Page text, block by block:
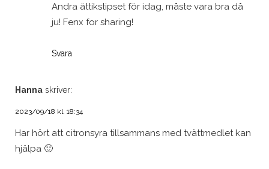
Andra ättikstipset för idag, måste vara bra då
ju! Fenx for sharing!
Svara
Hanna skriver:
2023/09/18 kl. 18:34
Har hört att citronsyra tillsammans med tvättmedlet kan
hjälpa 🙂